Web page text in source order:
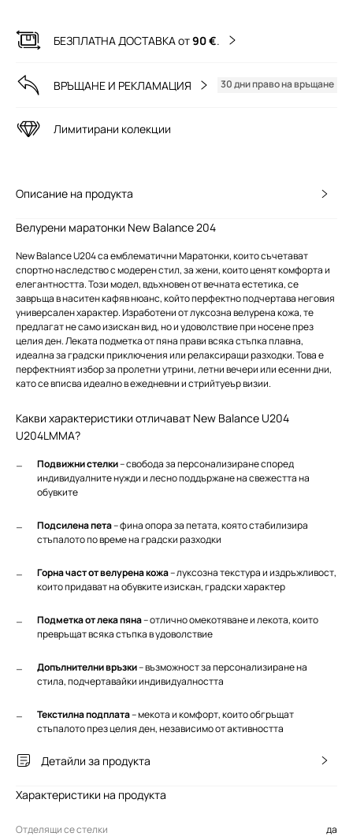
БЕЗПЛАТНА ДОСТАВКА от90 €.
ВРЪЩАНЕ И РЕКЛАМАЦИЯ 30 дни право на връщане
Лимитирани колекции
Описание на продукта
Велурени маратонки New Balance 204
New Balance U204 са емблематични Маратонки, които съчетават
спортно наследство с модерен стил, за жени, които ценят комфорта и
елегантността. Този модел, вдъхновен от вечната естетика, се
завръща в наситен кафяв нюанс, който перфектно подчертава неговия
универсален характер. Изработени от луксозна велурена кожа, те
предлагат не само изискан вид, но и удоволствие при носене през
целия ден. Леката подметка от пяна прави всяка стъпка плавна,
идеална за градски приключения или релаксиращи разходки. Това е
перфектният избор за пролетни утрини, летни вечери или есенни дни,
като се вписва идеално в ежедневни и стрийтуеър визии.
Какви характеристики отличават New Balance U204
U204LMMA?
Подвижни стелки– свобода за персонализиране според
индивидуалните нужди и лесно поддържане на свежестта на
обувките
Подсилена пета– фина опора за петата, която стабилизира
стъпалото по време на градски разходки
Горна част от велурена кожа– луксозна текстура и издръжливост,
които придават на обувките изискан, градски характер
Подметка от лека пяна– отлично омекотяване и лекота, които
превръщат всяка стъпка в удоволствие
Допълнителни връзки– възможност за персонализиране на
стила, подчертавайки индивидуалността
Текстилна подплата– мекота и комфорт, които обгръщат
стъпалото през целия ден, независимо от активността
Детайли за продукта
Характеристики на продукта
Отделящи се стелки да